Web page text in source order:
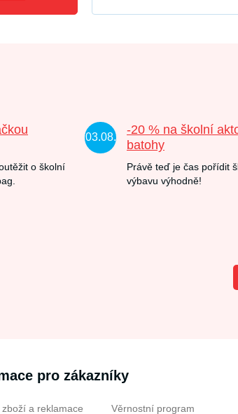
o školní
03.08.
-20 % na školní
batohy
Právě teď je čas pořídit
výbavu výhodně!
pro zákazníky
a reklamace Věrnostní program